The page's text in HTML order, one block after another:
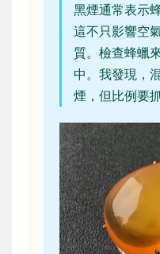
黑煙通常表示
這不只影響空
質。檢查蜂蠟
中。我發現，
煙，但比例要抓